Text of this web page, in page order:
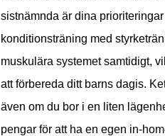
sistnämnda är dina
konditionsträning med
muskulära systemet samtidigt,
att förbereda ditt barns dagis.
även om du bor i en liten
pengar för att ha en egen in-